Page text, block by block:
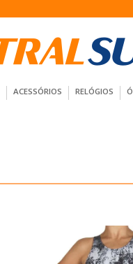
ACESSÓRIOS RELÓGIOS